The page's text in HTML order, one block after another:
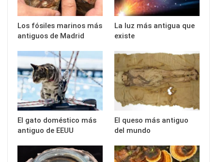
Los fósiles marinos más
antiguos de Madrid
La luz más antigua que
existe
El gato doméstico más
antiguo de EEUU
El queso más antiguo
del mundo